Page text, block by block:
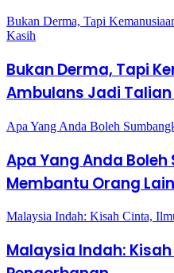
Bukan Derma, Tapi
Kasih
Bukan Derma, Tapi
Ambulans Jadi Talian
Apa Yang Anda Boleh
Apa Yang Anda
Membantu Orang
Malaysia Indah: Kisah Cinta,
Malaysia Indah: